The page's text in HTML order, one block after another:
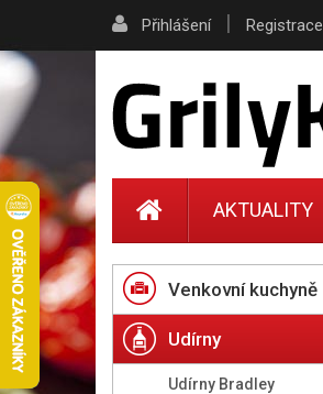
Venkovní kuchyně
Udírny
Udírny Bradley
Přihlášení | Registrace
AKTUALITY